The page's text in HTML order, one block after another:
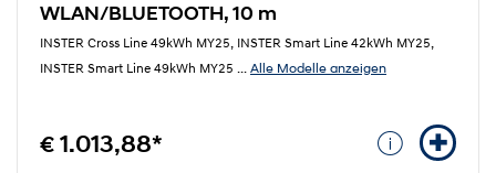
WLAN/BLUETOOTH, 10 m
INSTER Cross Line 49kWh MY25, INSTER Smart Line 42kWh MY25,
INSTER Smart Line 49kWh MY25 ... Alle Modelle anzeigen
€ 1.013,88*